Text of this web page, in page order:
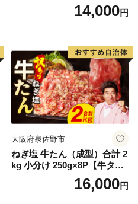
14,000円
大阪府泉佐野市
ねぎ塩 牛たん（成型）合計 2
kg 小分け 250g×8P【牛タン
牛肉 焼肉用 薄切り 訳あり サ
16,000円